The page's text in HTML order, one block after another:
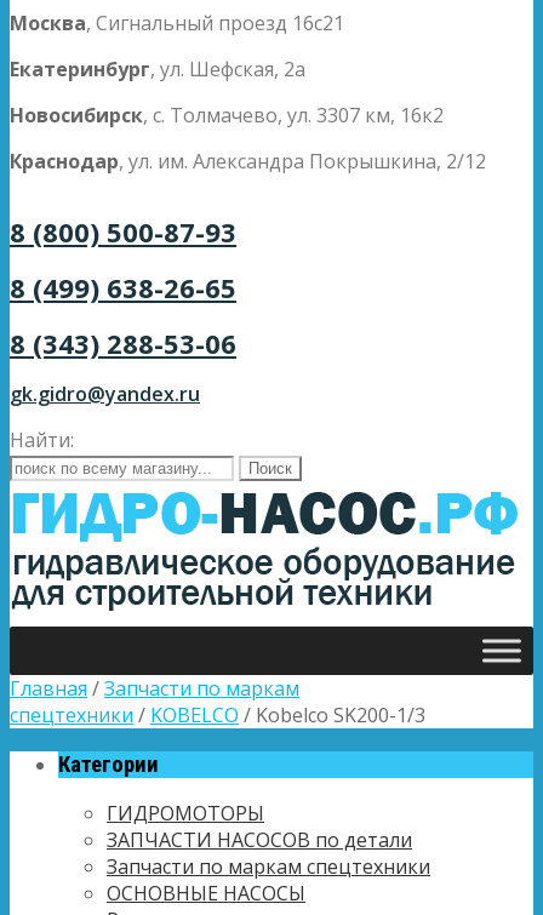
Москва, Сигнальный проезд 16с21
Екатеринбург, ул. Шефская, 2а
Новосибирск, с. Толмачево, ул. 3307 км, 16к2
Краснодар, ул. им. Александра Покрышкина, 2/12
8 (800) 500-87-93
8 (499) 638-26-65
8 (343) 288-53-06
gk.gidro@yandex.ru
Найти:
Главная /Запчасти по маркам
спецтехники / KOBELCO / Kobelco SK200-1/3
Категории
ГИДРОМОТОРЫ
ЗАПЧАСТИ НАСОСОВ по детали
Запчасти по маркам спецтехники
ОСНОВНЫЕ НАСОСЫ